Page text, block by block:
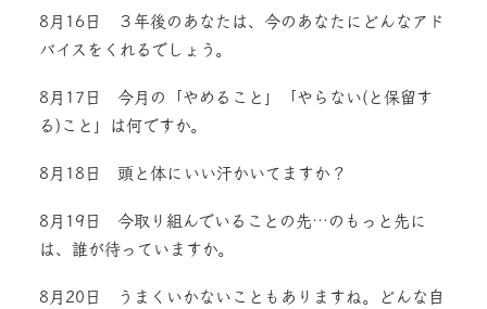
8月16日 ３年後のあなたは、今のあなたにどんなアド
バイスをくれるでしょう。
8月17日 今月の「やめること」「やらない(と保留す
る)こと」は何ですか。
8月18日 頭と体にいい汗かいてますか？
8月19日 今取り組んでいることの先…のもっと先に
は、誰が待っていますか。
8月20日 うまくいかないこともありますね。どんな自